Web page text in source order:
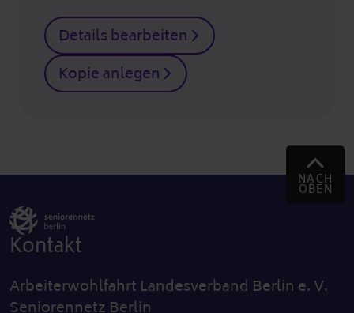
Details bearbeiten
Kopie anlegen
NACH
OBEN
Kontakt
Arbeiterwohlfahrt Landesverband Berlin e. V.
Seniorennetz Berlin